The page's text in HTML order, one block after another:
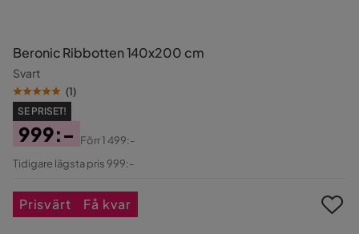
Beronic Ribbotten 140x200 cm
Svart
(1)
SE PRISET!
Pris
999:-
Original
Förr1 499:-
Tidigare lägsta pris 999:-
Prisvärt Få kvar